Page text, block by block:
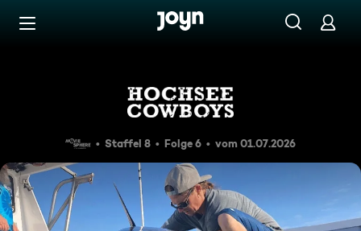
Zum Inhalt springen
Attack of the Pack
Staffel 8 Folge 6 vom 01.07.2026